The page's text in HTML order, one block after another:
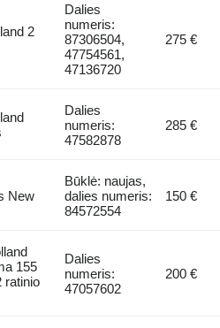
2
Dalies
numeris:
87306504,
47754561,
47136720
275 €
Dalies
numeris:
47582878
285 €
New
Būklė: naujas,
dalies numeris:
84572554
150 €
155
ratinio
Dalies
numeris:
47057602
200 €